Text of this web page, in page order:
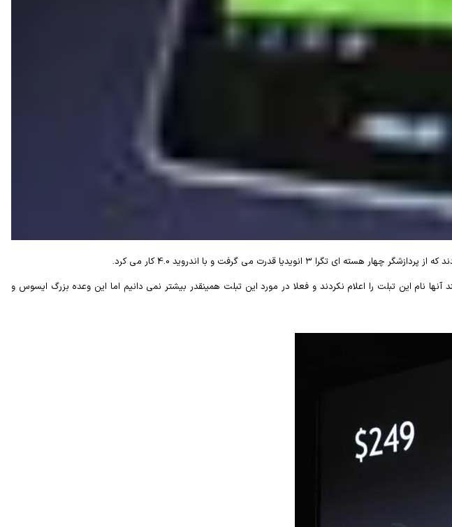
این تبلت چهار هسته ای با قیمت ۲۴۹ دلار وارد بازار خواهد شد. هرچند آنها نام این تبلت را اعلام نکردند و فعلا در مورد این تبلت همینقدر بیشتر نمی دانیم اما این وعده بزرگ ایسوس و